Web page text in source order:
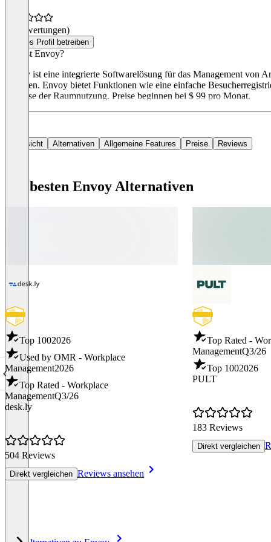
(0 Bewertungen)
Dieses Profil betreiben
Was ist Envoy?
Envoy ist eine integrierte Softwarelösung für das Management von
möchten. Envoy bietet Funktionen wie eine einfache
Analyse der Raumnutzung. Preise beginnen bei $ 99 pro Monat.
Übersicht Alternativen Allgemeine Features Preise Reviews
Die besten Envoy Alternativen
Top 1002026
Used by OMR - Workplace
Management2026
Top Rated - Workplace
ManagementQ3/26
desk.ly
504 Reviews
Direkt vergleichen Reviews ansehen
Top Rated -
ManagementQ3/26
Top 1002026
PULT
183 Reviews
Direkt vergleichen
Item